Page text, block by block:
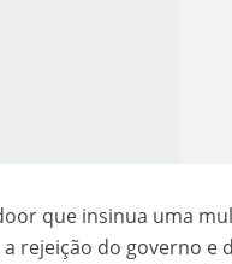
que insinua uma
rejeição do governo e